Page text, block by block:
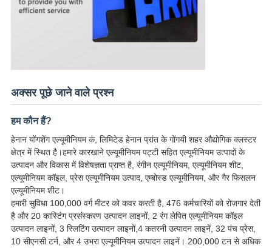
अक्सर पूछे जाने वाले प्रश्न
हम कौन हैं?
हेनान योंगशेंग एल्यूमीनियम कं, लिमिटेड हेनान प्रांत के गोंगयी शहर औद्योगिक क्लस्टर
क्षेत्र में स्थित है।हमारे कारखाने एल्यूमीनियम पट्टी सहित एल्यूमीनियम उत्पादों के
उत्पादन और विकास में विशेषज्ञता प्राप्त है, रंगीन एल्यूमीनियम, एल्यूमीनियम शीट,
एल्यूमीनियम कॉइल, प्रेस एल्यूमीनियम उत्पाद, एम्बोस्ड एल्यूमीनियम, और गैर फिसलन
एल्यूमीनियम शीट।
हमारी सुविधा 100,000 वर्ग मीटर को कवर करती है, 476 कर्मचारियों को रोजगार देती
है और 20 कास्टिंग प्रसंस्करण उत्पादन लाइनों, 2 रंग लेपित एल्यूमीनियम कॉइल
उत्पादन लाइनों, 3 स्लिटिंग उत्पादन लाइनों,4 कतरनी उत्पादन लाइनें, 32 पंच प्रेस,
10 सीएनसी टर्न, और 4 उभरा एल्यूमीनियम उत्पादन लाइनें। 200,000 टन से अधिक